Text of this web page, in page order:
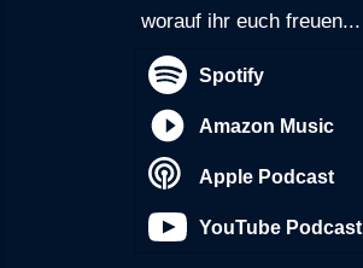
worauf ihr euch freuen...
Spotify
Amazon Music
Apple Podcast
YouTube Podcast